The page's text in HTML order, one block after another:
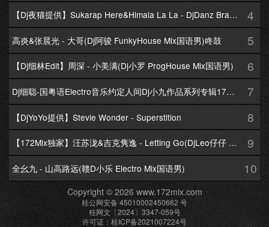
【Dj夜猫提供】Sukarap Here&Himala La La - DjDanz Braekbeat Mix 4
高炎&张晨光 - 大哥(Dj阿骏 FunkyHouse Mix国语男)咚鼓 5
【Dj细林Edit】周深 - 小美满(Dj小罗 ProgHouse Mix国语男) 6
Dj细聪-国粤语Electro音乐约定人间Dj小九作品系列专辑172Mix串烧 7
【DjYoYo提供】Stevie Wonder - Superstition 8
【172Mix独家】汪苏泷&吉克隽逸 - Letting Go(DjLeo仔仔 Electro Mix国语合唱) 9
全幺九 - 山高路远(赣D小乐 Electro Mix国语男) 10
Copyright © 2026 www.172mix.com
桂公网安备 45010002450662 号
桂网文〔2024〕3347-059号
许可证：桂ICP备2021007224号